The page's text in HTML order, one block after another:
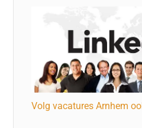
Volg vacatures Arnhem